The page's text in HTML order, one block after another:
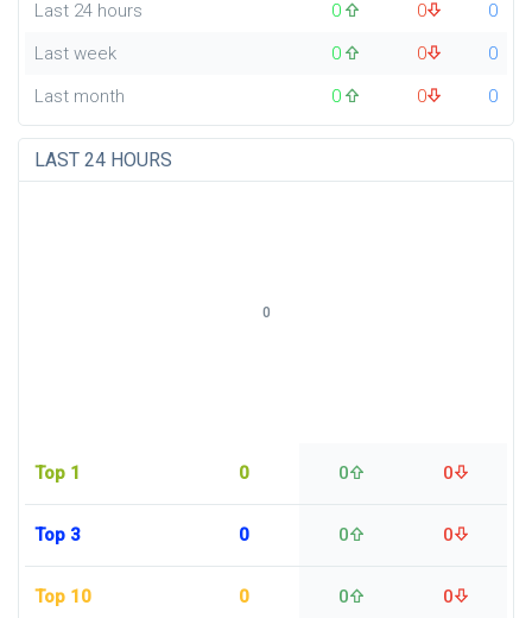
Last 24 hours 0 0
0
Last week
0 0
0
Last month
0 0 0
LAST 24 HOURS
Top 1 0 0 0
Top 3 0 0 0
Top 10 0 0 0
0